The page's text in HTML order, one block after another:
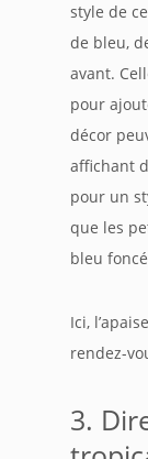
style de
de bleu,
avant.
pour
décor
affichant
pour un
que les
bleu
Ici,
rendez-
3.